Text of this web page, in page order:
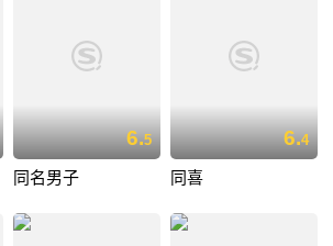
6.5
同名男子
6.4
同喜